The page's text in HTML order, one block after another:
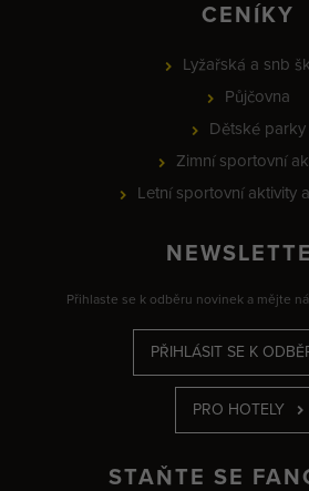
CENÍKY
Lyžařská a snb
Půjčovna
Dětské parky
Zimní sportovní
Letní sportovní aktivity
Přihlaste se k odběru novinek a mějte
PŘIHLÁSIT SE K
PRO HOTELY
STAŇTE SE